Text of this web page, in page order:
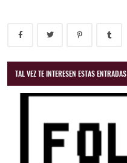
TAL VEZ TE INTERESEN ESTAS ENTRADAS